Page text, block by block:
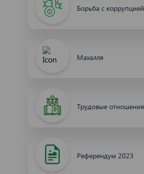
Борьба с коррупцией
Махалля
Трудовые отношения
Референдум 2023